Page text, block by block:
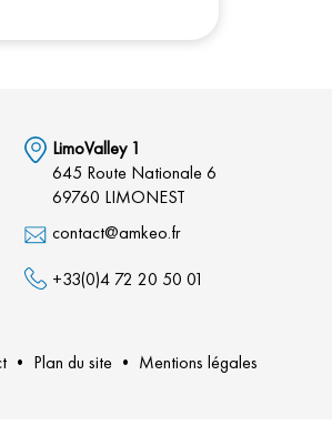
LimoValley 1
645 Route Nationale 6
69760 LIMONEST
contact@amkeo.fr
+33(0)4 72 20 50 01
• Plan du site• Mentions légales